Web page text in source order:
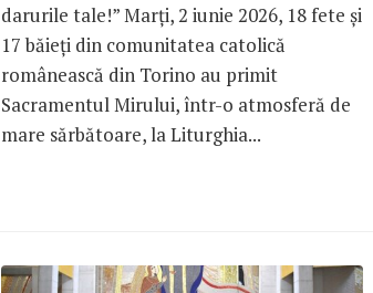
darurile tale!” Marți, 2 iunie 2026, 18 fete și
17 băieți din comunitatea catolică
românească din Torino au primit
Sacramentul Mirului, într-o atmosferă de
mare sărbătoare, la Liturghia...